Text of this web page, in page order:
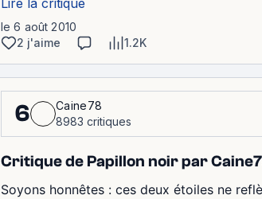
Lire la critique
le 6 août 2010
2 j'aime
1.2K
6
Caine78
8983 critiques
Critique de Papillon noir par
Soyons honnêtes : ces deux étoiles ne